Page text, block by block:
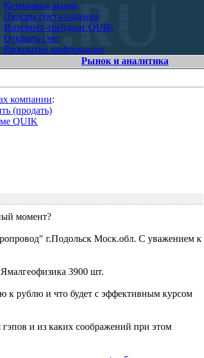
Котировки акций
Лидеры роста-падения
Интернет-трейдинг QUIK
Открыть счет
Раскрытие информации
Рынок и аналитика
компании:
(продать)
QUIK
момент?
г.Подольск Моск.обл. С уважением к
3900 шт.
к рублю и что будет с эффективным курсом
гэпов и из каких соображений при этом